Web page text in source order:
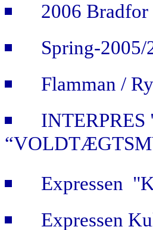
2006
Spring-2005/
Flamman /
Expressen
Expressen